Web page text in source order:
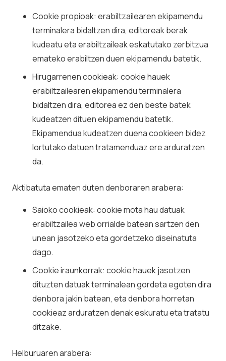
Cookie propioak: erabiltzailearen ekipamendu
terminalera bidaltzen dira, editoreak berak
kudeatu eta erabiltzaileak eskatutako zerbitzua
emateko erabiltzen duen ekipamendu batetik.
Hirugarrenen cookieak: cookie hauek
erabiltzailearen ekipamendu terminalera
bidaltzen dira, editorea ez den beste batek
kudeatzen dituen ekipamendu batetik.
Ekipamendua kudeatzen duena cookieen bidez
lortutako datuen tratamenduaz ere arduratzen
da.
Aktibatuta ematen duten denboraren arabera:
Saioko cookieak: cookie mota hau datuak
erabiltzailea web orrialde batean sartzen den
unean jasotzeko eta gordetzeko diseinatuta
dago.
Cookie iraunkorrak: cookie hauek jasotzen
dituzten datuak terminalean gordeta egoten dira
denbora jakin batean, eta denbora horretan
cookieaz arduratzen denak eskuratu eta tratatu
ditzake.
Helburuaren arabera: